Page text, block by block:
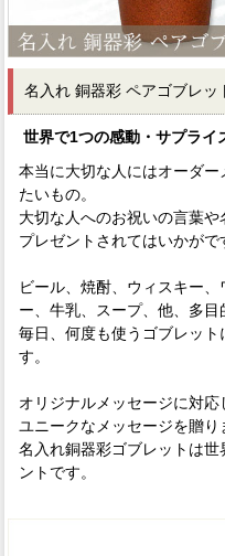
名入れ 銅器彩 ペアゴブレッ
世界で1つの感動・サプライ
本当に大切な人にはオーダ
たいもの。
大切な人へのお祝いの言葉
プレゼントされてはいかがで
ビール、焼酎、ウィスキー
ー、牛乳、スープ、他、多目
毎日、何度も使うゴブレッ
す。
オリジナルメッセージに対
ユニークなメッセージを贈り
名入れ銅器彩ゴブレットは
ントです。